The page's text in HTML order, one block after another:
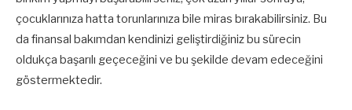
çocuklarınıza hatta torunlarınıza bile miras bırakabilirsiniz. Bu
da finansal bakımdan kendinizi geliştirdiğiniz bu sürecin
oldukça başarılı geçeceğini ve bu şekilde devam edeceğini
göstermektedir.